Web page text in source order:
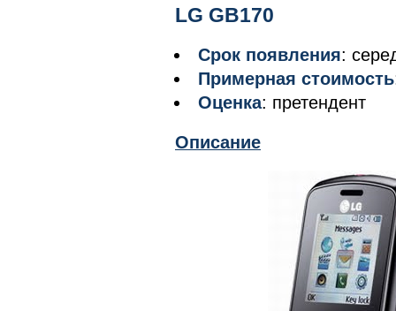
LG GB170
Срок появления:
Примерная стоимость
Оценка: претендент
Описание